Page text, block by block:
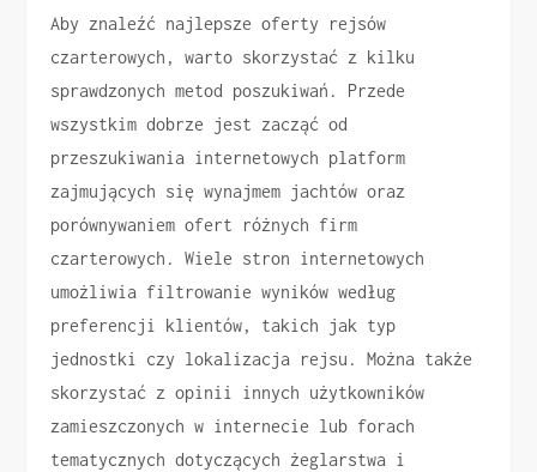
Aby znaleźć najlepsze oferty rejsów
czarterowych, warto skorzystać z kilku
sprawdzonych metod poszukiwań. Przede
wszystkim dobrze jest zacząć od
przeszukiwania internetowych platform
zajmujących się wynajmem jachtów oraz
porównywaniem ofert różnych firm
czarterowych. Wiele stron internetowych
umożliwia filtrowanie wyników według
preferencji klientów, takich jak typ
jednostki czy lokalizacja rejsu. Można także
skorzystać z opinii innych użytkowników
zamieszczonych w internecie lub forach
tematycznych dotyczących żeglarstwa i